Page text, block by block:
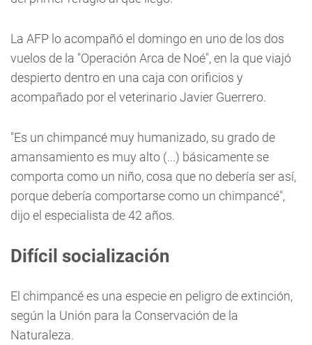
La AFP lo acompañó el domingo en uno de los dos
vuelos de la "Operación Arca de Noé", en la que viajó
despierto dentro en una caja con orificios y
acompañado por el veterinario Javier Guerrero.
"Es un chimpancé muy humanizado, su grado de
amansamiento es muy alto (...) básicamente se
comporta como un niño, cosa que no debería ser así,
porque debería comportarse como un chimpancé",
dijo el especialista de 42 años.
Difícil socialización
El chimpancé es una especie en peligro de extinción,
según la Unión para la Conservación de la
Naturaleza.